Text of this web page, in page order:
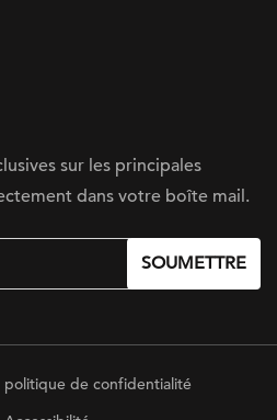
sur les principales
dans votre boîte mail.
SOUMETTRE
politique de confidentialité